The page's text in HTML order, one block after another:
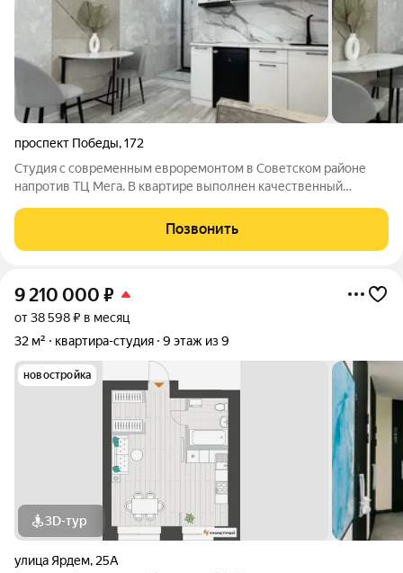
проспект Победы,172
Cтудия с современным евроремонтом в Советском районе
напротив ТЦ Мега. В квартире выполнен качественный
зона оборудована всей необходимой техникой холодильник,
микроволновая печь,
Позвонить
9 210 000 ₽
от 38 598 ₽ в месяц
32 м²
квартира-студия 9 этаж из 9
новостройка
3D-тур
улица Ярдем, 25А